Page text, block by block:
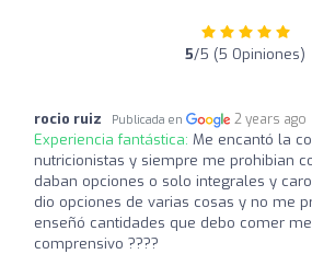
5/5 (5 Opiniones)
rocio ruiz Publicada en 2 years ago
Experiencia fantástica: Me encantó la
nutricionistas y siempre me prohibian
daban opciones o solo integrales y
dio opciones de varias cosas y no me
enseñó cantidades que debo comer
comprensivo ????